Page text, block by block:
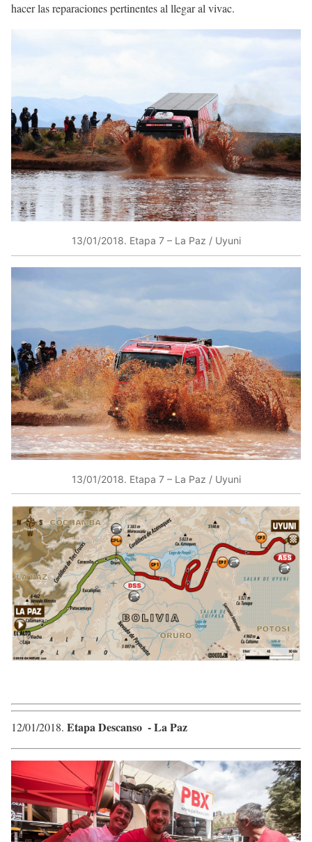
hacer las reparaciones pertinentes al llegar al vivac.
13/01/2018​. Etapa 7 – La Paz / Uyuni​
13/01/2018​. Etapa 7 – La Paz / Uyuni​
12/01/2018​. Etapa Descanso ​ ​-​La Paz